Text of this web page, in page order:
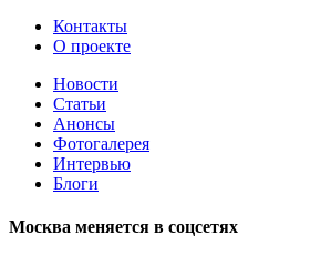
Контакты
О проекте
Новости
Статьи
Анонсы
Фотогалерея
Интервью
Блоги
Москва меняется в соцсетях